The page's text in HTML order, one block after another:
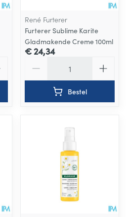
René Furterer
Furterer Sublime Karite
Gladmakende Creme 100ml
€ 24,34
Bestel